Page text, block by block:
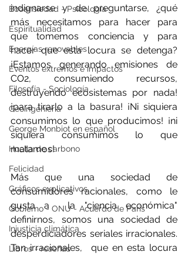
Ecoansiedad - Psicología
Espiritualidad
Energías renovables
Eventos extremos e impactos
Filosofía - Sociología
Geoingeniería
George Monbiot en español
Huella de carbono
Felicidad
Gráficos explicativos
Gobierno - ONU - Acuerdo de Paris
Injusticia climática
Libros - reseñas
indignarse y de preguntarse, ¿qué
más necesitamos para hacer para
que tomemos conciencia y para
hacer que esta locura se detenga?
¡Estamos generando emisiones de
CO2, consumiendo recursos,
destruyendo ecosistemas por nada!
¡para tirarlo a la basura! ¡Ni siquiera
consumimos lo que producimos! ¡ni
siquiera consumimos lo que
matamos!
Más que una sociedad de
consumidores racionales, como le
gusta a  la "ciencia económica"
definirnos, somos una sociedad de
desperdiciadores seriales irracionales.
Tan irracionales,  que en esta locura